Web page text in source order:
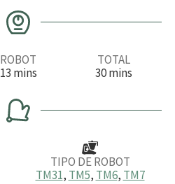
ROBOT
13m
n
u
t
mins
TOTAL
30m
u
mins
TIPO DE ROBOT
TM31, TM5, TM6, TM7